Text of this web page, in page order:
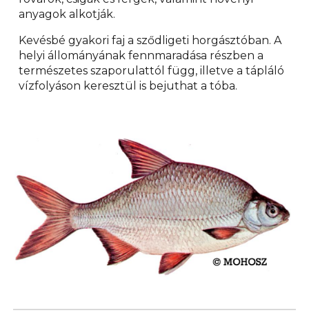
anyagok alkotják.
Kevésbé gyakori faj a sződligeti horgásztóban. A
helyi állományának fennmaradása részben a
természetes szaporulattól függ, illetve a tápláló
vízfolyáson keresztül is bejuthat a tóba.